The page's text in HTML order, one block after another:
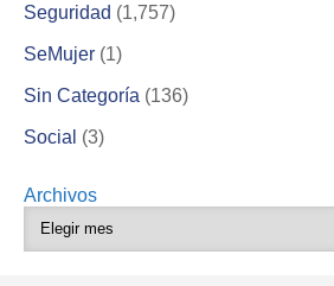
Seguridad (1,757)
SeMujer (1)
Sin Categoría (136)
Social (3)
Archivos